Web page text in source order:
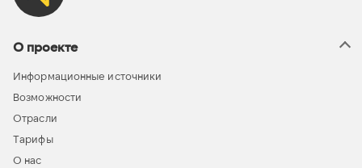
О проекте
Информационные источники
Возможности
Отрасли
Тарифы
О нас